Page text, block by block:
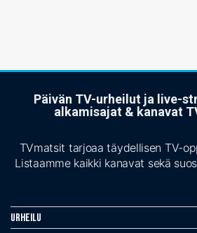
Päivän TV-urheilut ja live-
alkamisajat & kanavat
TVmatsit tarjoaa täydellisen TV-
Listaamme kaikki kanavat sekä
Urheilu